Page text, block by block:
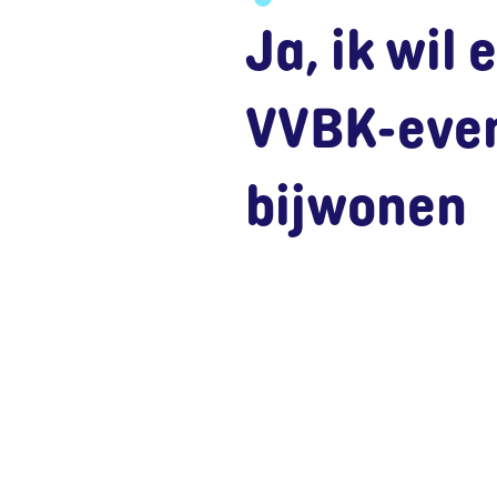
Ja, ik wil
VVBK-
bijwonen